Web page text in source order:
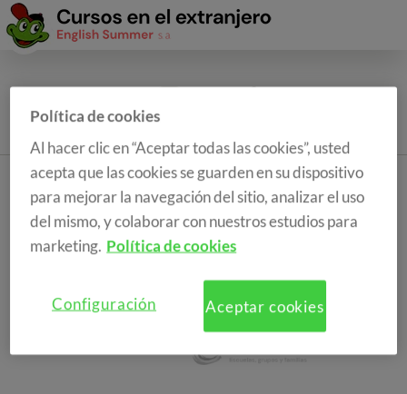
Política de cookies
Al hacer clic en “Aceptar todas las cookies”, usted
acepta que las cookies se guarden en su dispositivo
para mejorar la navegación del sitio, analizar el uso
del mismo, y colaborar con nuestros estudios para
marketing. Política de cookies
Aceptar cookies
Configuración